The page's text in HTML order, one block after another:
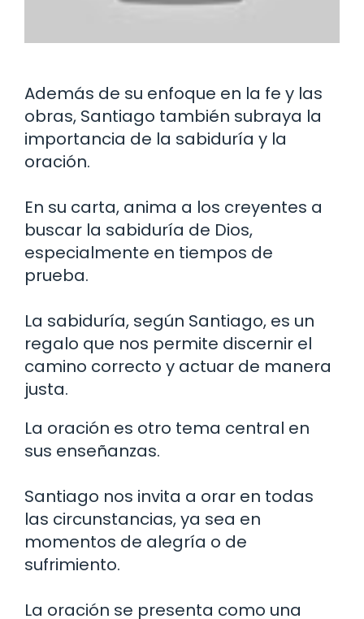
Además de su enfoque en la fe y las
obras, Santiago también subraya la
importancia de la sabiduría y la
oración.
En su carta, anima a los creyentes a
buscar la sabiduría de Dios,
especialmente en tiempos de
prueba.
La sabiduría, según Santiago, es un
regalo que nos permite discernir el
camino correcto y actuar de manera
justa.
La oración es otro tema central en
sus enseñanzas.
Santiago nos invita a orar en todas
las circunstancias, ya sea en
momentos de alegría o de
sufrimiento.
La oración se presenta como una